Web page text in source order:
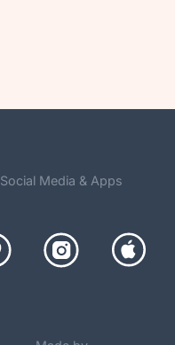
Social Media & Apps